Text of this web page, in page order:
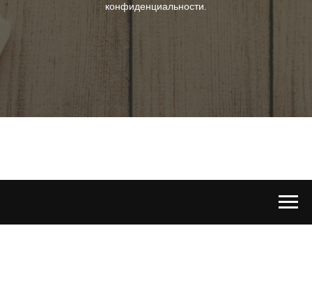
конфиденциальности.